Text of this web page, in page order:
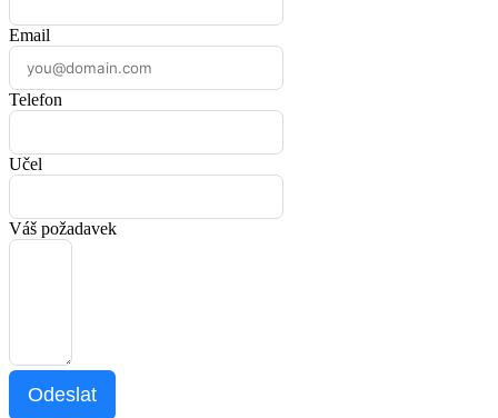
Email
Telefon
Učel
Váš požadavek
Odeslat